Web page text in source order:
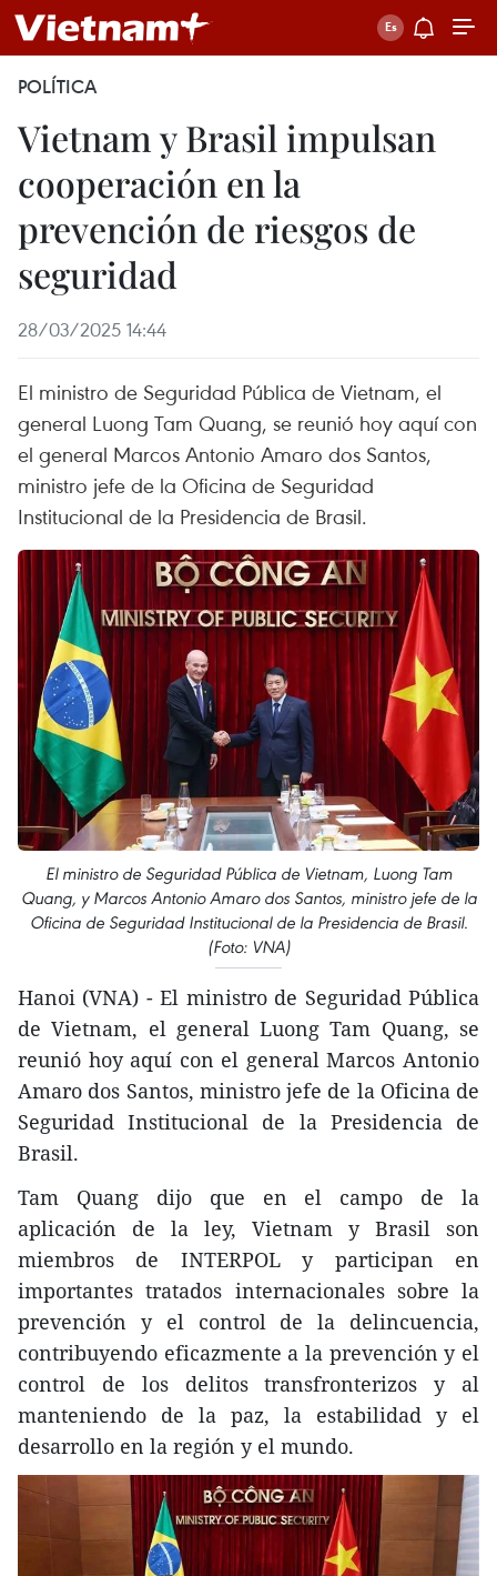
POLÍTICA
Vietnam y Brasil impulsan
cooperación en la
prevención de riesgos de
seguridad
28/03/2025 14:44
El ministro de Seguridad Pública de Vietnam, el
general Luong Tam Quang, se reunió hoy aquí con
el general Marcos Antonio Amaro dos Santos,
ministro jefe de la Oficina de Seguridad
Institucional de la Presidencia de Brasil.
El ministro de Seguridad Pública de Vietnam, Luong Tam
Quang, y Marcos Antonio Amaro dos Santos, ministro jefe de la
Oficina de Seguridad Institucional de la Presidencia de Brasil.
(Foto: VNA)
Hanoi (VNA) - El ministro de Seguridad Pública
de Vietnam, el general Luong Tam Quang, se
reunió hoy aquí con el general Marcos Antonio
Amaro dos Santos, ministro jefe de la Oficina de
Seguridad Institucional de la Presidencia de
Brasil.
Tam Quang dijo que en el campo de la
aplicación de la ley, Vietnam y Brasil son
miembros de INTERPOL y participan en
importantes tratados internacionales sobre la
prevención y el control de la delincuencia,
contribuyendo eficazmente a la prevención y el
control de los delitos transfronterizos y al
manteniendo de la paz, la estabilidad y el
desarrollo en la región y el mundo.